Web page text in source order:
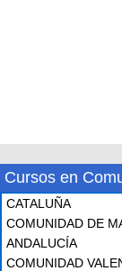
Cursos en
CATALUÑA
COMUNIDAD DE
ANDALUCÍA
COMUNIDAD